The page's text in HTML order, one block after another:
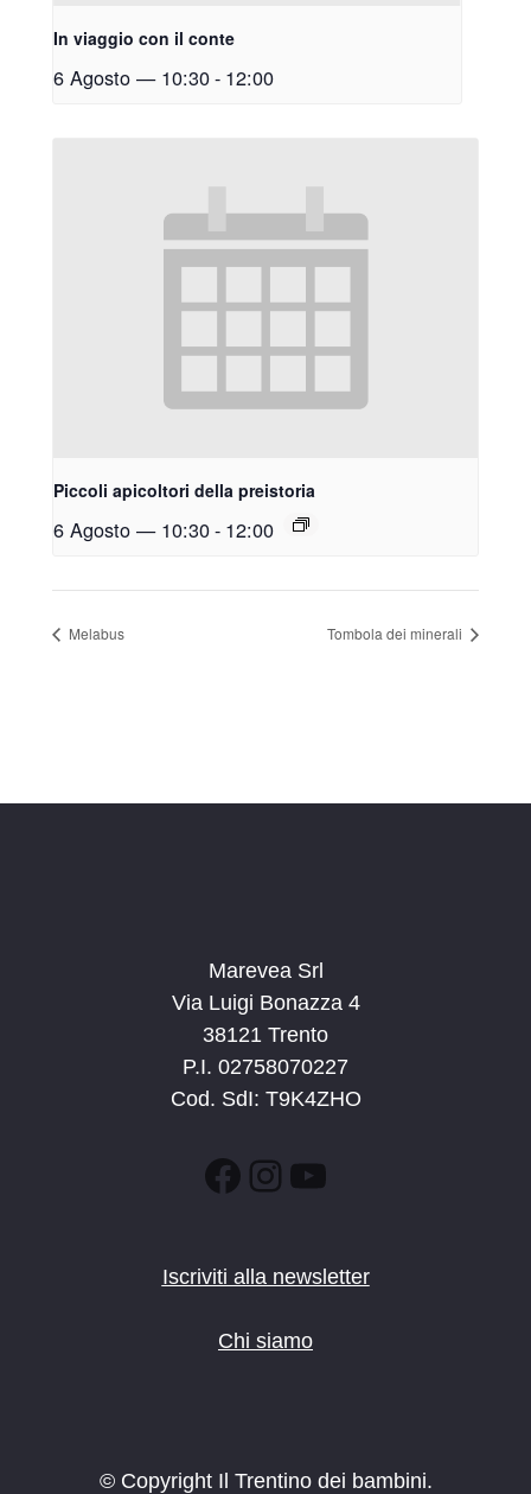
In viaggio con il conte
6 Agosto — 10:30- 12:00
Piccoli apicoltori della preistoria
6 Agosto — 10:30- 12:00
Melabus Tombola dei minerali
Marevea Srl
Via Luigi Bonazza 4
38121 Trento
P.I. 02758070227
Cod. SdI: T9K4ZHO
Facebook
Instagram
YouTube
Iscriviti alla newsletter
Chi siamo
© Copyright Il Trentino dei bambini.